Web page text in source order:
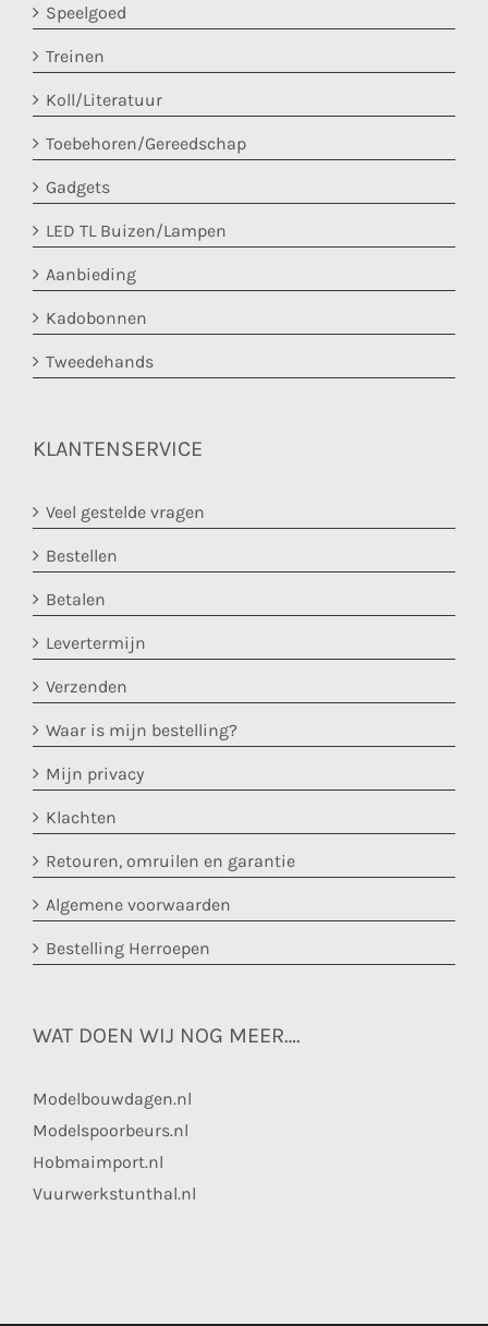
Speelgoed
Treinen
Koll/Literatuur
Toebehoren/Gereedschap
Gadgets
LED TL Buizen/Lampen
Aanbieding
Kadobonnen
Tweedehands
KLANTENSERVICE
Veel gestelde vragen
Bestellen
Betalen
Levertermijn
Verzenden
Waar is mijn bestelling?
Mijn privacy
Klachten
Retouren, omruilen en garantie
Algemene voorwaarden
Bestelling Herroepen
WAT DOEN WIJ NOG MEER….
Modelbouwdagen.nl
Modelspoorbeurs.nl
Hobmaimport.nl
Vuurwerkstunthal.nl